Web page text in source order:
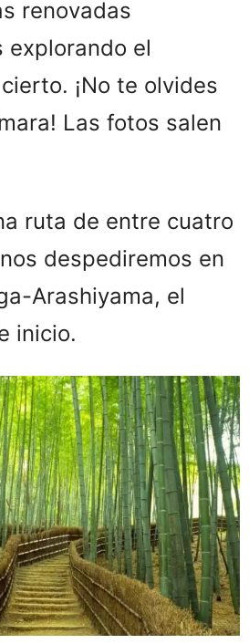
renovadas
explorando el
¡No te olvides
Las fotos salen
ruta de entre cuatro
despediremos en
Arashiyama, el
inicio.